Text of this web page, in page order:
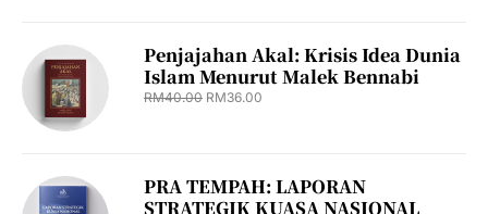
Penjajahan Akal: Krisis Idea Dunia
Islam Menurut Malek Bennabi
RM40.00 RM36.00
PRA TEMPAH: LAPORAN
STRATEGIK KUASA NASIONAL